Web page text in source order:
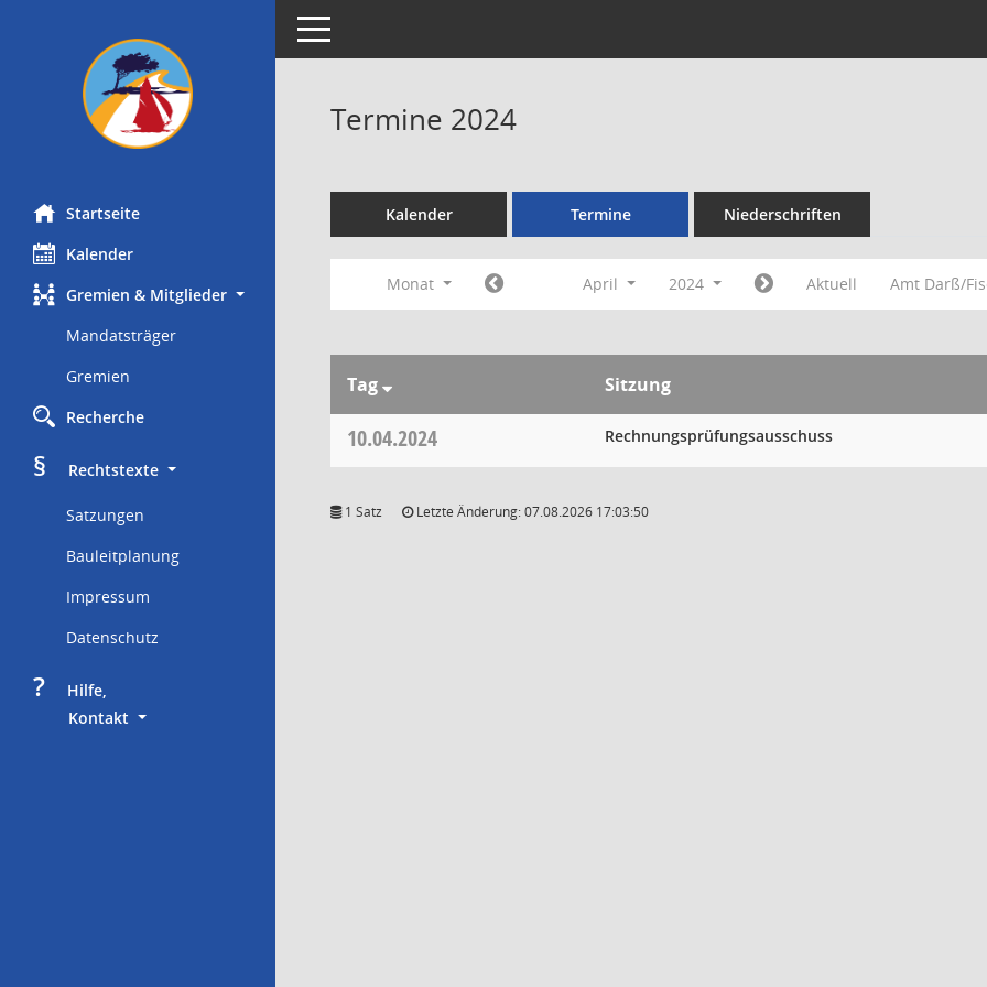
Startseite
Kalender
Gremien & Mitglieder
Mandatsträger
Gremien
Recherche
§
     Rechtstexte
Satzungen
Bauleitplanung
Impressum
Datenschutz
?
     Hilfe,
Kontakt
Toggle navigation
Termine 2024
Kalender Termine Niederschriften
Monat April 2024 Aktuell Amt Darß/
Tag Sitzung
10.04.2024 Rechnungsprüfungsausschuss
1 Satz Letzte Änderung: 07.08.2026 17:03:50